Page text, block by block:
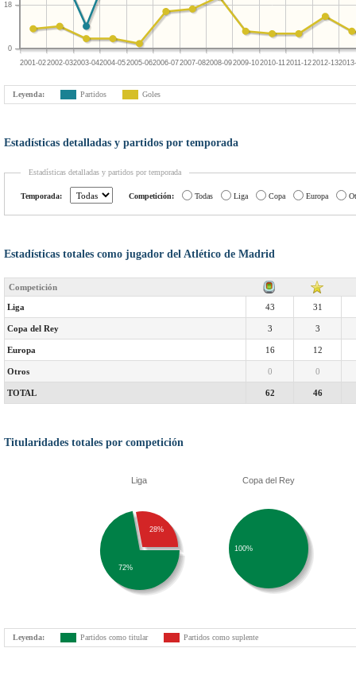
2001-022002-032003-042004-052005-062006-072007-082008-092009-102010-112011-122012-13
0
18
Leyenda: Partidos Goles
Estadísticas detalladas y partidos por temporada
Estadísticas detalladas y partidos por temporada
Temporada: Competición: Todas Liga Copa Europa
Estadísticas totales como jugador del Atlético de Madrid
Competición
Liga 43 31
Copa del Rey 3 3
Europa 16 12
Otros 0 0
TOTAL 62 46
Titularidades totales por competición
Liga
72%
28%
Copa del Rey
100%
Leyenda: Partidos como titular Partidos como suplente